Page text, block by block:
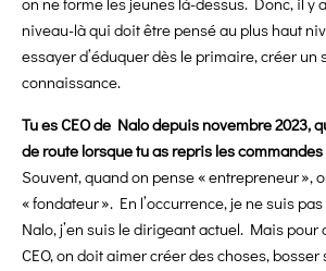
niveau-là qui doit être pensé au plus haut
essayer d’éduquer dès le primaire, créer un
connaissance.
Tu es CEO de Nalo depuis novembre 2023,
de route lorsque tu as repris les commandes
Souvent, quand on pense « entrepreneur »,
« fondateur ». En l’occurrence, je ne suis
Nalo, j’en suis le dirigeant actuel. Mais pour
CEO, on doit aimer créer des choses, bosser